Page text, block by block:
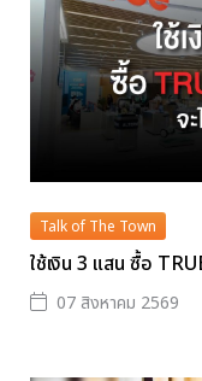
Talk of The Town
ใช้เงิน 3 แสน ซื้อ
07 สิงหาคม 2569